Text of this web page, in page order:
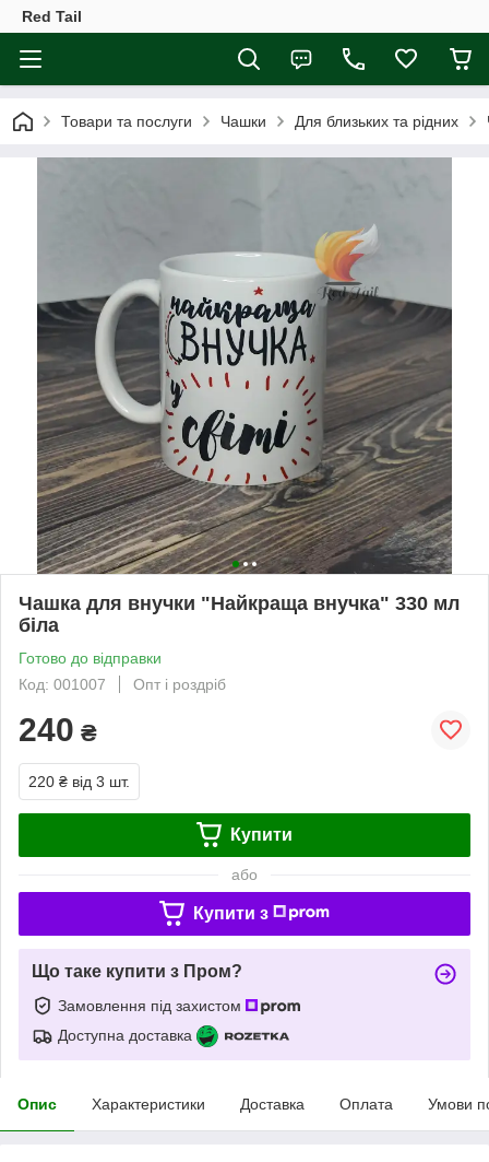
Red Tail
Товари та послуги Чашки Для близьких та рідних
Чашка для внучки "Найкраща внучка" 330 мл
біла
Готово до відправки
Код: 001007
Опт і роздріб
240 ₴
220 ₴ від 3 шт.
Купити
або
Купити з
Що таке купити з Пром?
Замовлення під захистом
Доступна доставка
Опис Характеристики Доставка Оплата Умови